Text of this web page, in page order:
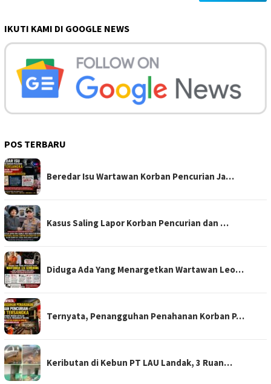
IKUTI KAMI DI GOOGLE NEWS
POS TERBARU
Beredar Isu Wartawan Korban Pencurian Ja…
Kasus Saling Lapor Korban Pencurian dan …
Diduga Ada Yang Menargetkan Wartawan Leo…
Ternyata, Penangguhan Penahanan Korban P…
Keributan di Kebun PT LAU Landak, 3 Ruan…